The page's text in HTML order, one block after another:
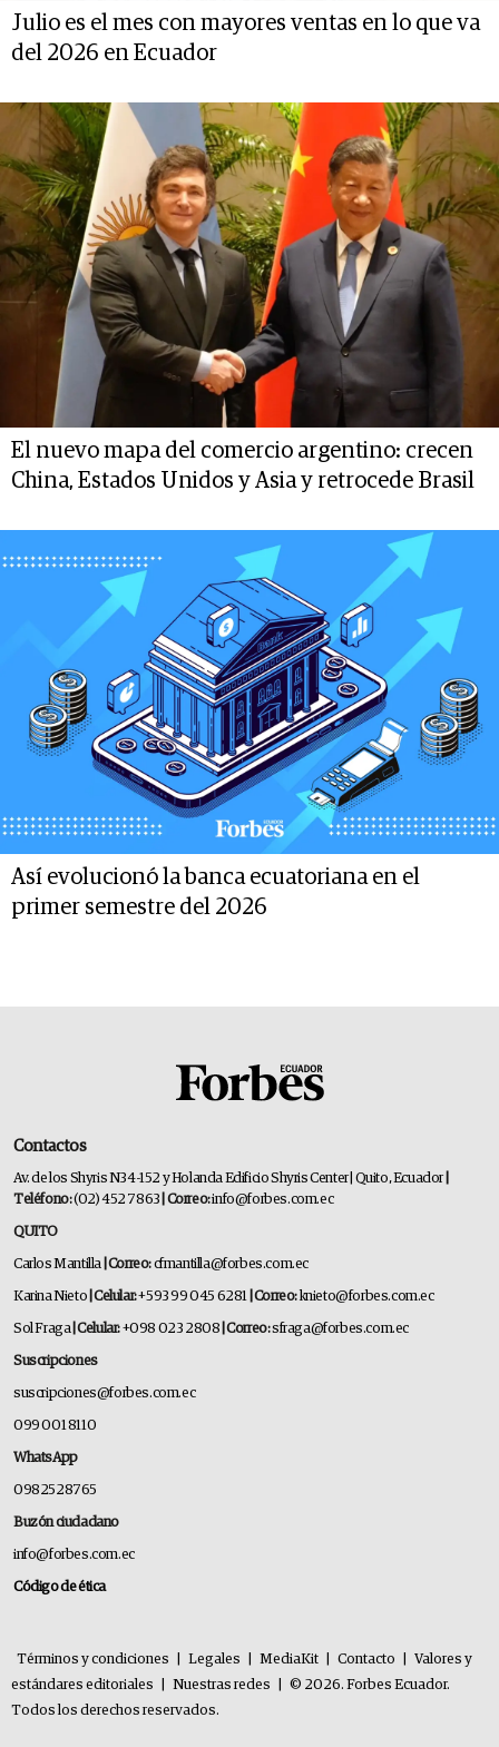
Julio es el mes con mayores ventas en lo que va
del 2026 en Ecuador
El nuevo mapa del comercio argentino: crecen
China, Estados Unidos y Asia y retrocede Brasil
Así evolucionó la banca ecuatoriana en el
primer semestre del 2026
Contactos
Av. de los Shyris N34-152 y Holanda Edificio Shyris Center | Quito, Ecuador
Teléfono:(02) 452 7863 | Correo:info@forbes.com.ec
QUITO
Carlos Mantilla | Correo:cfmantilla@forbes.com.ec
Karina Nieto | Celular:+593 99 045 6281 | Correo:knieto@forbes.com.ec
Sol Fraga| Celular:+098 023 2808 | Correo:sfraga@forbes.com.ec
Suscripciones
suscripciones@forbes.com.ec
099 001 8110
WhatsApp
0982528765
Buzón ciudadano
info@forbes.com.ec
Código de ética
Términos y condiciones Legales MediaKit Contacto
Valores y
estándares editoriales
Nuestras redes
© 2026. Forbes Ecuador.
Todos los derechos reservados.